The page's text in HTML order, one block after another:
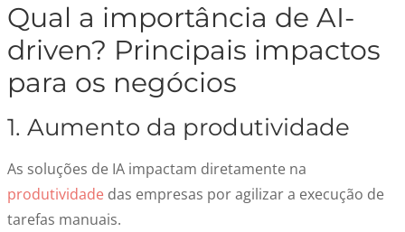
Qual a importância de AI-
driven? Principais impactos
para os negócios
1. Aumento da produtividade
As soluções de IA impactam diretamente na
produtividade das empresas por agilizar a execução de
tarefas manuais.